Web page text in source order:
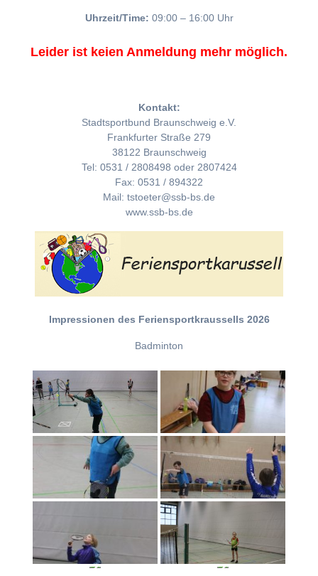
Uhrzeit/Time: 09:00 – 16:00 Uhr
Leider ist keien Anmeldung mehr möglich.
Kontakt:
Stadtsportbund Braunschweig e.V.
Frankfurter Straße 279
38122 Braunschweig
Tel: 0531 / 2808498 oder 2807424
Fax: 0531 / 894322
Mail: tstoeter@ssb-bs.de
www.ssb-bs.de
Impressionen des Feriensportkraussells 2026
Badminton